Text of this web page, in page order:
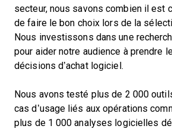
secteur, nous savons combien il est
de faire le bon choix lors de la
Nous investissons dans une
pour aider notre audience à prendre
décisions d’achat logiciel.
Nous avons testé plus de 2 000
cas d’usage liés aux opérations
plus de 1 000 analyses logicielles